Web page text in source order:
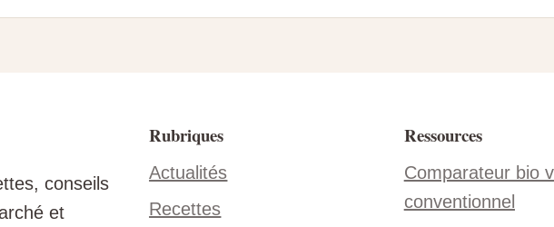
conseils
et
Rubriques
Actualités
Recettes
Ressources
Comparateur bio
conventionnel